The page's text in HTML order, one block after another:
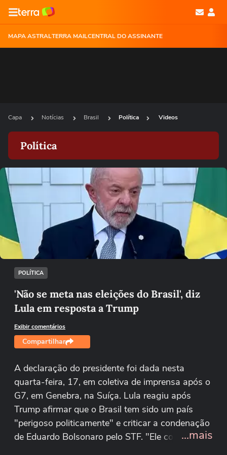
MAPA ASTRALTERRA MAILCENTRAL DO ASSINANTE
Capa Notícias Brasil Política Videos
Política
Ops!
Não foi possível reproduzir o vídeo
Tentar novamente
POLÍTICA
'Não se meta nas eleições do Brasil', diz
Lula em resposta a Trump
Exibir comentários
Compartilhar
A declaração do presidente foi dada nesta
quarta-feira, 17, em coletiva de imprensa após o
G7, em Genebra, na Suíça. Lula reagiu após
Trump afirmar que o Brasil tem sido um país
"perigoso politicamente" e criticar a condenação
de Eduardo Bolsonaro pelo STF. "Ele conhece...mais